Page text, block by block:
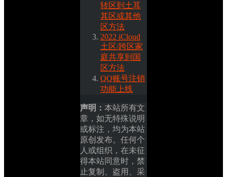
转区到土耳
其区或其他
区方法
2022 iCloud
土区/跨区家
庭共享到国
区方法
QQ账号注销
功能上线
声明： 本站所有文
章，如无特殊说明
或标注，均为本站
原创发布。任何个
人或组织，在未征
得本站同意时，禁
止复制、盗用、采